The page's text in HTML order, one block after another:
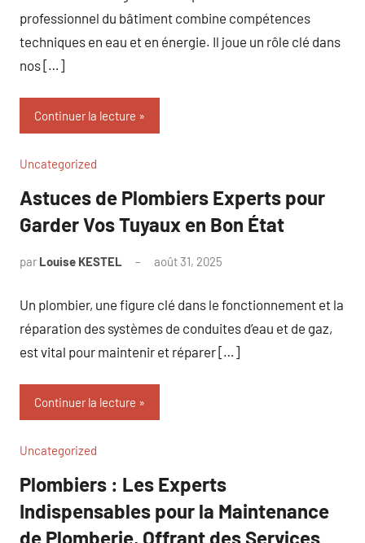
professionnel du bâtiment combine compétences
techniques en eau et en énergie. Il joue un rôle clé dans
nos […]
Continuer la lecture
Uncategorized
Astuces de Plombiers Experts pour
Garder Vos Tuyaux en Bon État
par Louise KESTEL août 31, 2025
Un plombier, une figure clé dans le fonctionnement et la
réparation des systèmes de conduites d’eau et de gaz,
est vital pour maintenir et réparer […]
Continuer la lecture
Uncategorized
Plombiers : Les Experts
Indispensables pour la Maintenance
de Plomberie, Offrant des Services